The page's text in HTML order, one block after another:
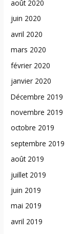
août 2020
juin 2020
avril 2020
mars 2020
février 2020
janvier 2020
Décembre 2019
novembre 2019
octobre 2019
septembre 2019
août 2019
juillet 2019
juin 2019
mai 2019
avril 2019